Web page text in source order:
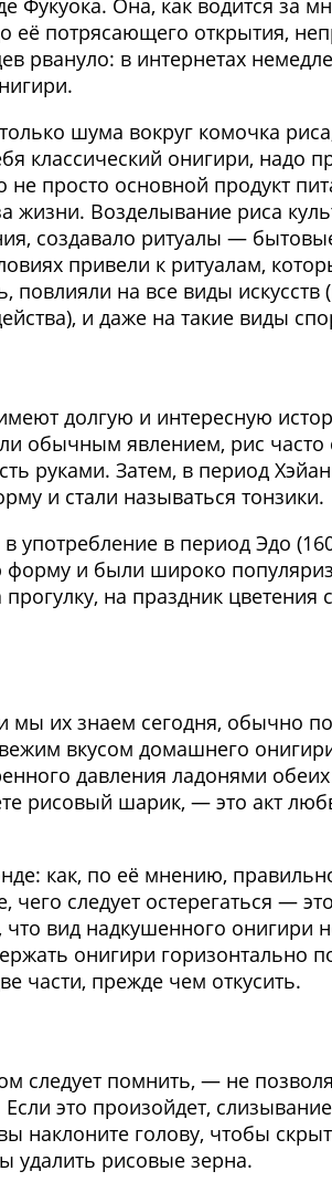
Фукуока. Она, как водится за
её потрясающего открытия,
рвануло: в интернетах
шума вокруг комочка
классический онигири, надо
не просто основной продукт
жизни. Возделывание риса
создавало ритуалы —
привели к ритуалам,
повлияли на все виды
и даже на такие виды
долгую и интересную
обычным явлением, рис
руками. Затем, в период
и стали называться тонзики.
употребление в период Эдо
форму и были широко
на праздник цветения
их знаем сегодня, обычно
вкусом домашнего
давления ладонями
рисовый шарик, — это акт
как, по её мнению,
следует остерегаться —
вид надкушенного онигири
онигири горизонтально
части, прежде чем откусить.
следует помнить, — не
это произойдет,
наклоните голову, чтобы
удалить рисовые зерна.